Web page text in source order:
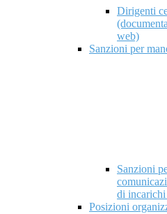
Dirigenti
web)
Sanzioni per
Sanzioni
di
Posizioni